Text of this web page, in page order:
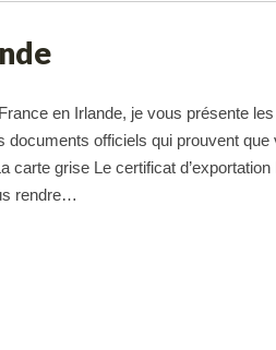
en Irlande, je vous présente
documents officiels qui prouvent
carte grise Le certificat
rendre…